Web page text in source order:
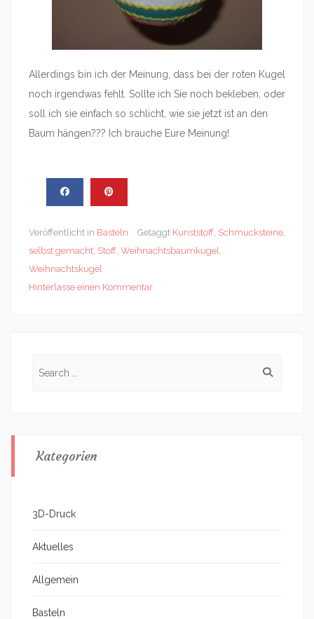
Allerdings bin ich der Meinung, dass bei der roten Kugel
noch irgendwas fehlt. Sollte ich Sie noch bekleben, oder
soll ich sie einfach so schlicht, wie sie jetzt ist an den
Baum hängen??? Ich brauche Eure Meinung!
Veröffentlicht in Basteln Getaggt Kunststoff, Schmucksteine,
selbst gemacht, Stoff, Weihnachtsbaumkugel,
Weihnachtskugel
Hinterlasse einen Kommentar
Kategorien
3D-Druck
Aktuelles
Allgemein
Basteln